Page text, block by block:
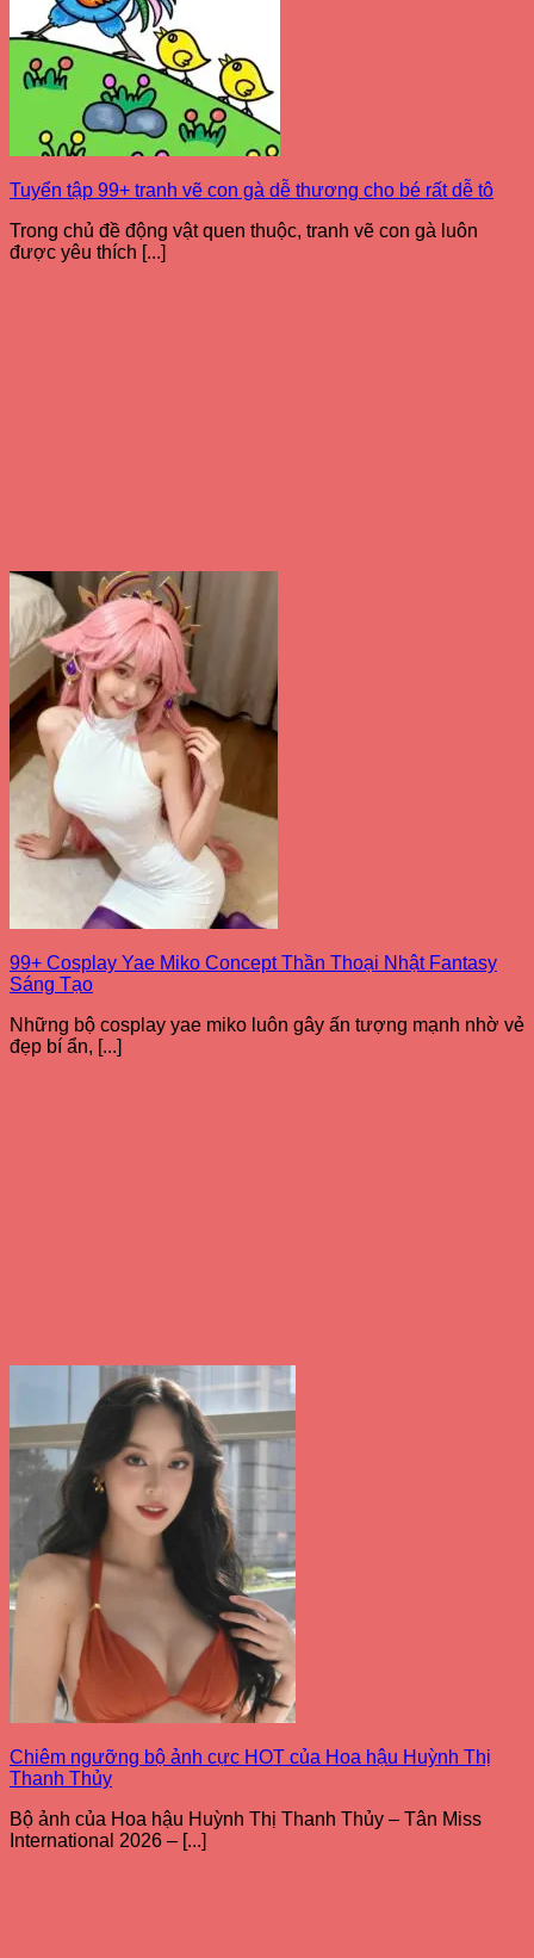
Tuyển tập 99+ tranh vẽ con gà dễ thương cho bé rất dễ tô
Trong chủ đề động vật quen thuộc, tranh vẽ con gà luôn
được yêu thích [...]
99+ Cosplay Yae Miko Concept Thần Thoại Nhật Fantasy
Sáng Tạo
Những bộ cosplay yae miko luôn gây ấn tượng mạnh nhờ vẻ
đẹp bí ẩn, [...]
Chiêm ngưỡng bộ ảnh cực HOT của Hoa hậu Huỳnh Thị
Thanh Thủy
Bộ ảnh của Hoa hậu Huỳnh Thị Thanh Thủy – Tân Miss
International 2026 – [...]